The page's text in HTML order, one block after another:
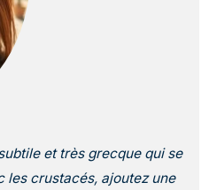
et très grecque qui se
les crustacés, ajoutez une